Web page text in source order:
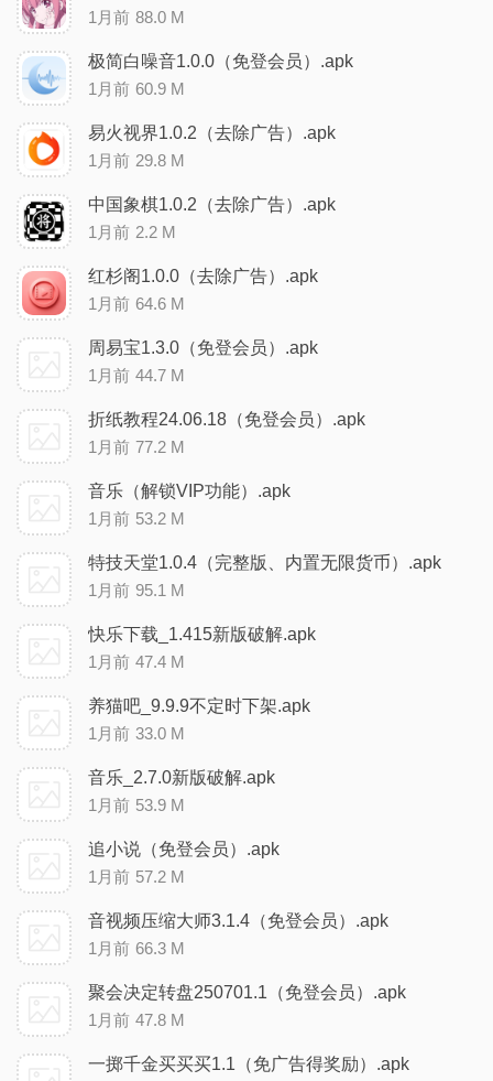
1月前 88.0 M
极简白噪音1.0.0（免登会员）.apk
1月前 60.9 M
易火视界1.0.2（去除广告）.apk
1月前 29.8 M
中国象棋1.0.2（去除广告）.apk
1月前 2.2 M
红杉阁1.0.0（去除广告）.apk
1月前 64.6 M
周易宝1.3.0（免登会员）.apk
1月前 44.7 M
折纸教程24.06.18（免登会员）.apk
1月前 77.2 M
音乐（解锁VIP功能）.apk
1月前 53.2 M
特技天堂1.0.4（完整版、内置无限货币）.apk
1月前 95.1 M
快乐下载_1.415新版破解.apk
1月前 47.4 M
养猫吧_9.9.9不定时下架.apk
1月前 33.0 M
音乐_2.7.0新版破解.apk
1月前 53.9 M
追小说（免登会员）.apk
1月前 57.2 M
音视频压缩大师3.1.4（免登会员）.apk
1月前 66.3 M
聚会决定转盘250701.1（免登会员）.apk
1月前 47.8 M
一掷千金买买买1.1（免广告得奖励）.apk